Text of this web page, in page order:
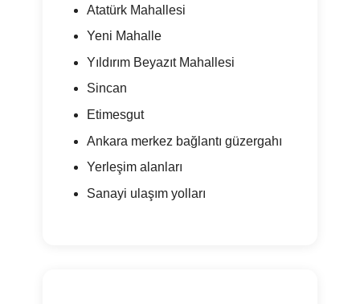
Atatürk Mahallesi
Yeni Mahalle
Yıldırım Beyazıt Mahallesi
Sincan
Etimesgut
Ankara merkez bağlantı güzergahı
Yerleşim alanları
Sanayi ulaşım yolları